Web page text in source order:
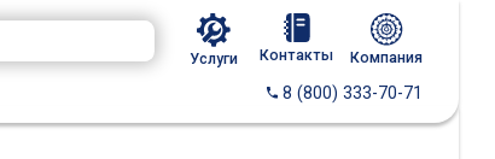
Услуги Контакты Компания
8 (800) 333-70-71